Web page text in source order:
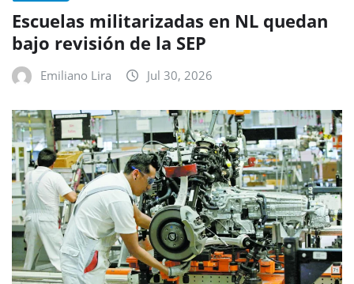
Escuelas militarizadas en NL quedan
bajo revisión de la SEP
Emiliano Lira Jul 30, 2026